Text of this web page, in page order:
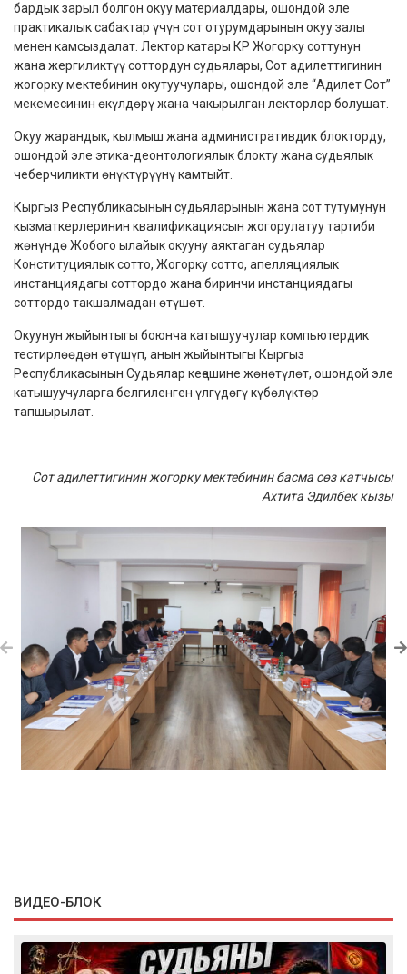
бардык зарыл болгон окуу материалдары, ошондой эле
практикалык сабактар үчүн сот отурумдарынын окуу залы
менен камсыздалат. Лектор катары КР Жогорку соттунун
жана жергиликтүү соттордун судьялары, Сот адилеттигинин
жогорку мектебинин окутуучулары, ошондой эле “Адилет Сот”
мекемесинин өкүлдөрү жана чакырылган лекторлор болушат.
Окуу жарандык, кылмыш жана административдик блокторду,
ошондой эле этика-деонтологиялык блокту жана судьялык
чеберчиликти өнүктүрүүнү камтыйт.
Кыргыз Республикасынын судьяларынын жана сот тутумунун
кызматкерлеринин квалификациясын жогорулатуу тартиби
жөнүндө Жобого ылайык окууну аяктаган судьялар
Конституциялык сотто, Жогорку сотто, апелляциялык
инстанциядагы соттордо жана биринчи инстанциядагы
соттордо такшалмадан өтүшөт.
Окуунун жыйынтыгы боюнча катышуучулар компьютердик
тестирлөөдөн өтүшүп, анын жыйынтыгы Кыргыз
Республикасынын Судьялар кеңешине жөнөтүлөт, ошондой эле
катышуучуларга белгиленген үлгүдөгү күбөлүктөр
тапшырылат.
Сот адилеттигинин жогорку мектебинин басма сөз катчысы
Ахтита Эдилбек кызы
ВИДЕО-БЛОК